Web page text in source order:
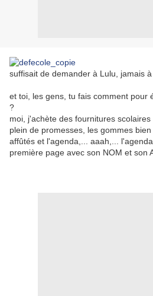
suffisait de demander à Lulu, jamais à
et toi, les gens, tu fais comment pour
?
moi, j'achète des fournitures
plein de promesses, les gommes
affûtés et l'agenda,... aaah,...
première page avec son NOM et son